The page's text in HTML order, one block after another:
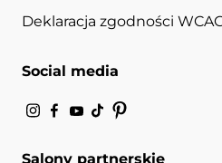
Deklaracja zgodności
Social media
Salony partnerskie